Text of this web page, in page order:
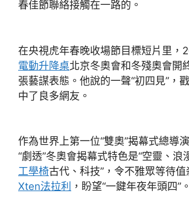
春佳節聯絡接觸在一路的。
在央視虎年春晚收場節目標短片里，
電動升降桌北京冬奧會和冬殘奧會開
張藝謀表態。他說的一聲“初四見”，戳
中了良多網友。
作為世界上第一位“雙奧”揭幕式總導
“劇透”冬奧會揭幕式特色是“空靈、浪
工學椅古代、科技”，令不雅眾等待
Xten法拉利 ，盼望“一鍵年夜年頭四”。